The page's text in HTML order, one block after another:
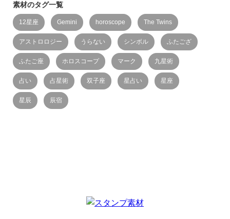
素材のタグ一覧
12星座 Gemini horoscope The Twins
アストロロジー うらない シンボル ふたござ
ふたご座 ホロスコープ マーク 九星術
占い 占星術 双子座 星占い 星座
星辰 辰宿